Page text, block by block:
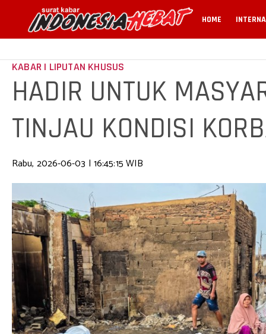
HOME
KABAR | LIPUTAN KHUSUS
HADIR UNTUK
TINJAU KONDISI
KEMAYORAN
Rabu, 2026-06-03 | 16:45:15 WIB